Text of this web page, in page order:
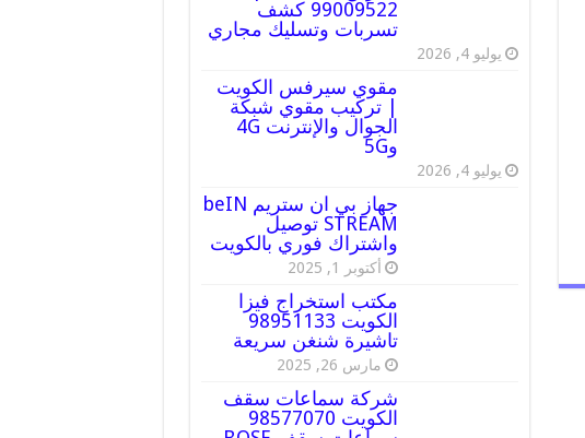
99009522 كشف
تسربات وتسليك مجاري
يوليو 4, 2026
مقوي سيرفس الكويت
| تركيب مقوي شبكة
الجوال والإنترنت 4G
و5G
يوليو 4, 2026
جهاز بي ان ستريم beIN
STREAM توصيل
واشتراك فوري بالكويت
أكتوبر 1, 2025
مكتب استخراج فيزا
الكويت 98951133
تاشيرة شنغن سريعة
مارس 26, 2025
شركة سماعات سقف
الكويت 98577070